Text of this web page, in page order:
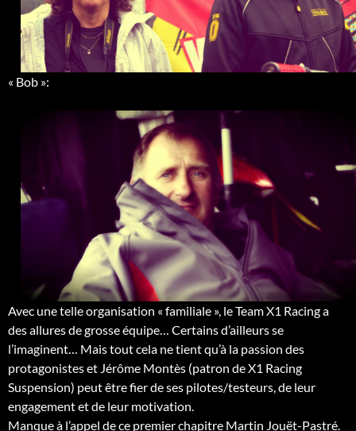
« Bob »:
Avec une telle organisation « familiale », le Team X1 Racing a
des allures de grosse équipe… Certains d’ailleurs se
l’imaginent… Mais tout cela ne tient qu’à la passion des
protagonistes et Jérôme Montès (patron de X1 Racing
Suspension) peut être fier de ses pilotes/testeurs, de leur
engagement et de leur motivation.
Manque à l’appel de ce premier chapitre Martin Jouët-Pastré.